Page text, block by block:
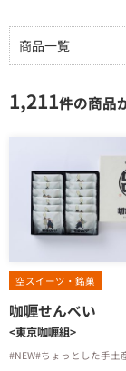
商品一覧
1,211件の商品
空スイーツ・銘菓
咖喱せんべい
<東京咖喱組>
#NEW#ちょっとした手土